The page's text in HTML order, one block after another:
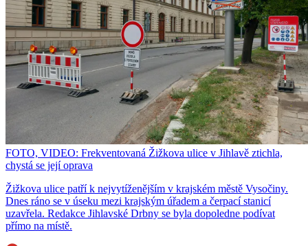
FOTO, VIDEO: Frekventovaná Žižkova ulice v Jihlavě ztichla,
chystá se její oprava
Žižkova ulice patří k nejvytíženějším v krajském městě Vysočiny.
Dnes ráno se v úseku mezi krajským úřadem a čerpací stanicí
uzavřela. Redakce Jihlavské Drbny se byla dopoledne podívat
přímo na místě.